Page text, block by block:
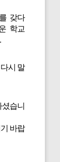
갖다
학교
시 말
습니
바랍